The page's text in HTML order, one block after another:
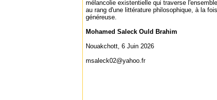
mélancolie existentielle qui traverse
au rang d'une littérature philosophique, à la
généreuse.
Mohamed Saleck Ould Brahim
Nouakchott, 6 Juin 2026
msaleck02@yahoo.fr